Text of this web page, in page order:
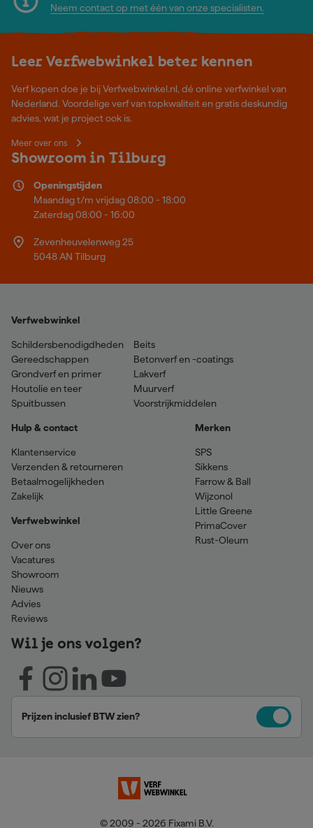
Neem contact op met één van onze specialisten.
Leer Verfwebwinkel beter kennen
Verf kopen doe je bij Verfwebwinkel.nl, dé online verfwinkel van
Nederland. Voordelige verf van topkwaliteit en gratis deskundig
advies, wat je project ook is.
Meer over ons
Showroom in Tilburg
Openingstijden
Maandag t/m vrijdag 08:00 - 18:00
Zaterdag 08:00 - 16:00
Zevenheuvelenweg 25
5048 AN Tilburg
Verfwebwinkel
Schildersbenodigdheden
Gereedschappen
Grondverf en primer
Houtolie en teer
Spuitbussen
Beits
Betonverf en -coatings
Lakverf
Muurverf
Voorstrijkmiddelen
Hulp & contact
Klantenservice
Verzenden & retourneren
Betaalmogelijkheden
Zakelijk
Verfwebwinkel
Over ons
Vacatures
Showroom
Nieuws
Advies
Reviews
Merken
SPS
Sikkens
Farrow & Ball
Wijzonol
Little Greene
PrimaCover
Rust-Oleum
Wil je ons volgen?
Prijzen inclusief BTW zien?
© 2009 - 2026 Fixami B.V.